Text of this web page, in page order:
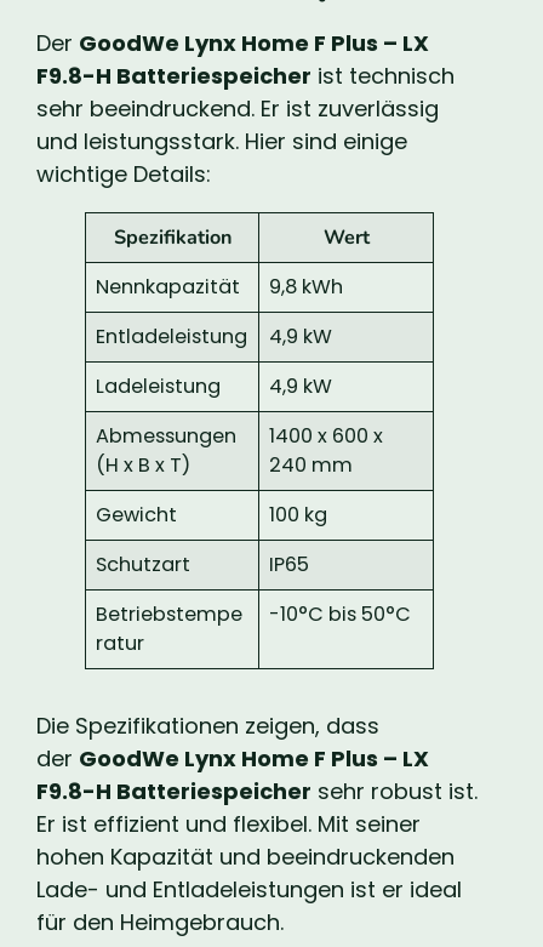
Der GoodWe Lynx Home F Plus – LX
F9.8-H Batteriespeicher ist technisch
sehr beeindruckend. Er ist zuverlässig
und leistungsstark. Hier sind einige
wichtige Details:
Spezifikation Wert
Nennkapazität
9,8 kWh
Entladeleistung
4,9 kW
Ladeleistung
4,9 kW
Abmessungen
(H x B x T)
1400 x 600 x
240 mm
Gewicht
100 kg
Schutzart
IP65
Betriebstempe
ratur
-10°C bis 50°C
Die Spezifikationen zeigen, dass
der GoodWe Lynx Home F Plus – LX
F9.8-H Batteriespeicher sehr robust ist.
Er ist effizient und flexibel. Mit seiner
hohen Kapazität und beeindruckenden
Lade- und Entladeleistungen ist er ideal
für den Heimgebrauch.